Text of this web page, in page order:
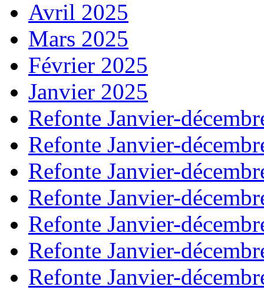
Avril 2025
Mars 2025
Février 2025
Janvier 2025
Refonte Janvier-
Refonte Janvier-
Refonte Janvier-
Refonte Janvier-
Refonte Janvier-
Refonte Janvier-
Refonte Janvier-